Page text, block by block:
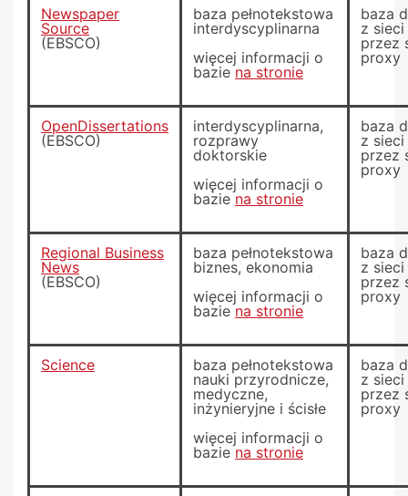
Newspaper
Source
(EBSCO)
baza pełnotekstowa
interdyscyplinarna
więcej informacji o
baziena stronie
baza
z
przez
proxy
OpenDissertations
(EBSCO)
interdyscyplinarna,
rozprawy
doktorskie
więcej informacji o
baziena stronie
baza
z
przez
proxy
Regional Business
News
(EBSCO)
baza pełnotekstowa
biznes, ekonomia
więcej informacji o
baziena stronie
baza
z
przez
proxy
Science
baza pełnotekstowa
nauki przyrodnicze,
medyczne,
inżynieryjne i ścisłe
więcej informacji o
baziena stronie
baza
z
przez
proxy